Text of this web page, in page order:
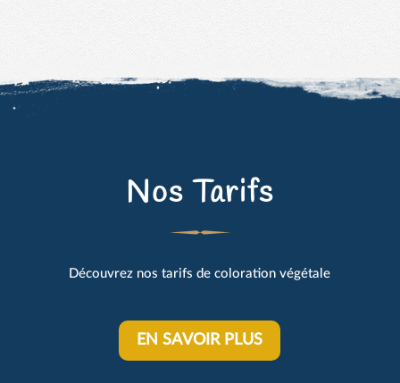
Nos Tarifs
Découvrez nos tarifs de coloration végétale
EN SAVOIR PLUS